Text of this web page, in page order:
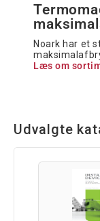
Noark har et
Læs om
Udvalgte